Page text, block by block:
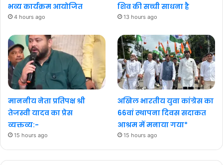
भव्य कार्यक्रम आयोजित
4 hours ago
शिव की सच्ची साधना है
13 hours ago
माननीय नेता प्रतिपक्ष श्री
तेजस्वी यादव का प्रेस
व्यक्तव्य:-
15 hours ago
अखिल भारतीय युवा कांग्रेस का
66वां स्थापना दिवस सदाकत
आश्रम में मनाया गया*
15 hours ago